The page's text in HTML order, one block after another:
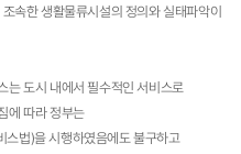
속한 생활물류시설의 정의와 실태파악이
는 도시 내에서 필수적인 서비스로
에 따라 정부는
스법)을 시행하였음에도 불구하고